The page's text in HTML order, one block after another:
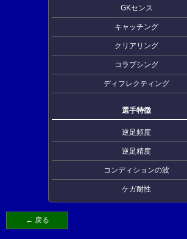
GKセンス
キャッチング
クリアリング
コラプシング
ディフレクティング
選手特徴
逆足頻度
逆足精度
コンディションの波
ケガ耐性
← 戻る